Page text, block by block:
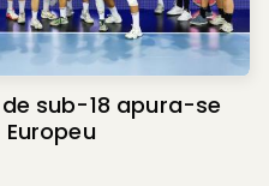
sub-18 apura-se